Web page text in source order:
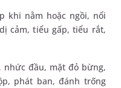
khi nằm hoặc ngồi, nổi
cảm, tiểu gấp, tiểu rắt,
nhức đầu, mặt đỏ bừng,
phát ban, đánh trống